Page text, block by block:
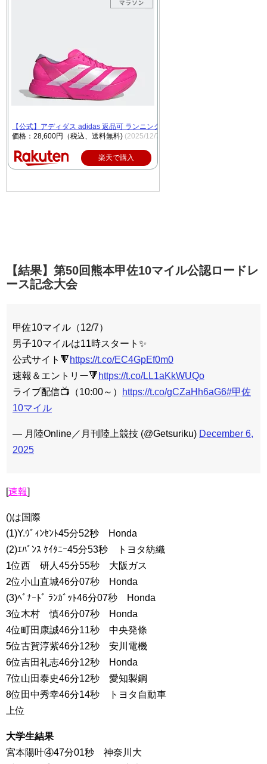
【公式】アディダス adidas 返品可 ランニング アディゼロ アディオス プロ
価格：28,600円（税込、送料無料) (2025/12/7時点)
楽天で購入
【結果】第50回熊本甲佐10マイル公認ロードレ
ース記念大会
甲佐10マイル（12/7）
男子10マイルは11時スタート✨
公式サイト🔻 https://t.co/EC4GpEf0m0
速報＆エントリー🔻 https://t.co/LL1aKkWUQo
ライブ配信📺（10:00～）
https://t.co/gCZaHh6aG6#甲佐
10マイル
— 月陸Online／月刊陸上競技 (@Getsuriku) December 6,
2025
[速報]
()は国際
(1)Y.ｳﾞｨﾝｾﾝﾄ45分52秒 Honda
(2)ｴﾊﾞﾝｽ ｹｲﾀﾆｰ45分53秒 トヨタ紡織
1位西 研人45分55秒 大阪ガス
2位小山直城46分07秒 Honda
(3)ﾍﾞﾅｰﾄﾞ ﾗﾝｶﾞｯﾄ46分07秒 Honda
3位木村 慎46分07秒 Honda
4位町田康誠46分11秒 中央発條
5位古賀淳紫46分12秒 安川電機
6位吉田礼志46分12秒 Honda
7位山田泰史46分12秒 愛知製鋼
8位田中秀幸46分14秒 トヨタ自動車
上位
大学生結果
宮本陽叶④47分01秒 神奈川大